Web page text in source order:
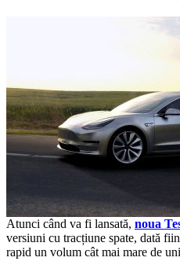
Atunci când va fi lansată, noua
versiuni cu tracțiune spate, dată
rapid un volum cât mai mare de